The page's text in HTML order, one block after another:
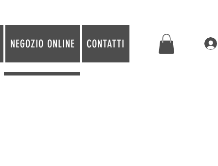
NEGOZIO ONLINE CONTATTI